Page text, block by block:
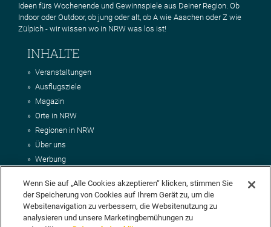
Ideen fürs Wochenende und Gewinnspiele aus Deiner Region. Ob
Indoor oder Outdoor, ob jung oder alt, ob A wie Aaachen oder Z wie
Zülpich - wir wissen wo in NRW was los ist!
INHALTE
Veranstaltungen
Ausflugsziele
Magazin
Orte in NRW
Regionen in NRW
Über uns
Werbung
Impressum
AGB
Datenschutz
Wenn Sie auf „Alle Cookies akzeptieren“ klicken, stimmen Sie
der Speicherung von Cookies auf Ihrem Gerät zu, um die
Websitenavigation zu verbessern, die Websitenutzung zu
analysieren und unsere Marketingbemühungen zu